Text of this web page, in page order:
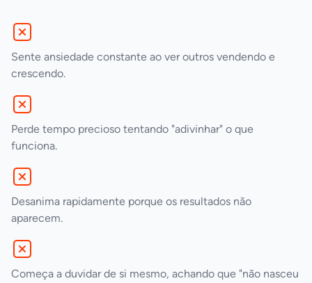
Sente ansiedade constante ao ver outros vendendo e
crescendo.
Perde tempo precioso tentando "adivinhar" o que
funciona.
Desanima rapidamente porque os resultados não
aparecem.
Começa a duvidar de si mesmo, achando que "não nasceu